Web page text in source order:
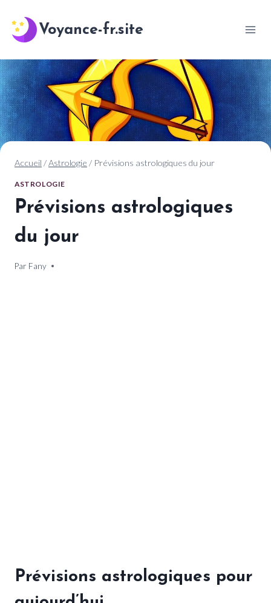
contenu
Voyance-fr.site
Accueil /Astrologie / Prévisions astrologiques du jour
ASTROLOGIE
Prévisions astrologiques
du jour
Par Fany
15 novembre 2024
Prévisions astrologiques pour